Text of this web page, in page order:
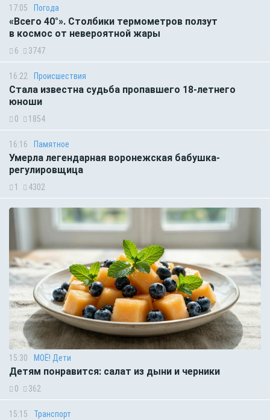
17:05 Погода
«Всего 40°». Столбики термометров ползут
в космос от невероятной жары
6 3747
16:22 Происшествия
Стала известна судьба пропавшего 18-летнего
юноши
0 1854
16:16 Памятное
Умерла легендарная воронежская бабушка-
регулировщица
1 4302
15:30 МОЁ! Дети
Детям понравится: салат из дыни и черники
0 362
15:15 Транспорт